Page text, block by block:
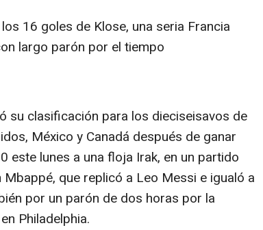
16 goles de Klose, una seria Francia
largo parón por el tiempo
su clasificación para los dieciseisavos de
México y Canadá después de ganar
este lunes a una floja Irak, en un partido
que replicó a Leo Messi e igualó a
por un parón de dos horas por la
Philadelphia.